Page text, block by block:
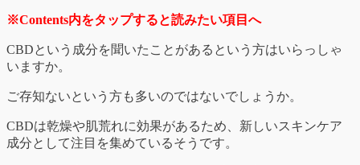
※Contents内をタップすると読みたい項目へ
CBDという成分を聞いたことがあるという方はいらっしゃ
いますか。
ご存知ないという方も多いのではないでしょうか。
CBDは乾燥や肌荒れに効果があるため、新しいスキンケア
成分として注目を集めているそうです。